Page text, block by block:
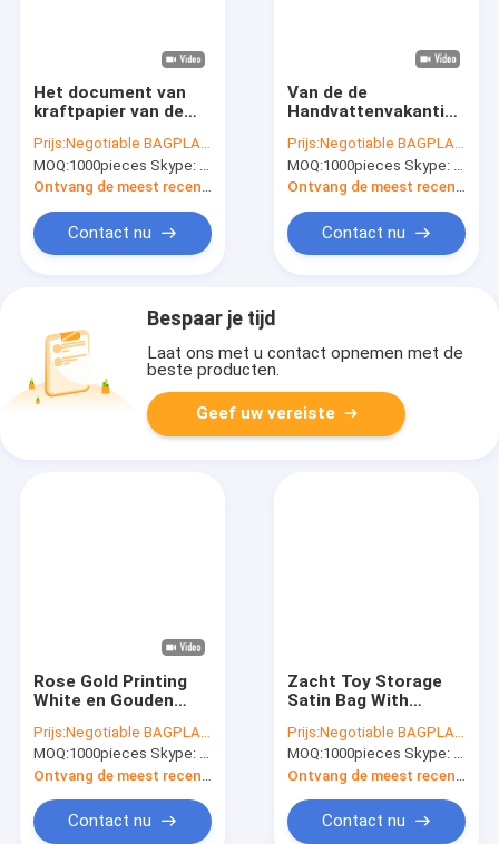
Het document van
kraftpapier van de
Voedselrang de
zakken, geniete
kraftpapier-zak,
broodkraftpapier,
kraftpapier-
broodzakken voor de
Prijs:Negotiable BAGPLASTICS@YAHOO.COM
MOQ:1000pieces Skype: mydearneil
Ontvang de meest recente Prijs
Contact nu
Van de de
Handvattenvakantie
Bags With van de
Kerstmis Grote Gift
van de de
van Kraftpapier van
de Giftzakken van de
de Giftzakken met
Prijs:Negotiable BAGPLASTICS@YAHOO.COM
MOQ:1000pieces Skype: mydearneil
Ontvang de meest recente Prijs
Contact nu
Bespaar je tijd
Laat ons met u contact opnemen met de
beste producten.
Geef uw vereiste
Rose Gold Printing
White en Gouden
Zakken voor
Kledingindustrie, de
Roze Zijde en Zak
van
Fluweeldrawstring
met Ros
Prijs:Negotiable BAGPLASTICS@YAHOO.COM
MOQ:1000pieces Skype: mydearneil
Contact nu
Zacht Toy Storage
Satin Bag With
het Satijn
Verpakkende Zak van
de Rode Wijnkleur,
Heet verkopend
Buitensporig Roze
Satijn J
Prijs:Negotiable BAGPLASTICS@YAHOO.COM
MOQ:1000pieces Skype: mydearneil
Contact nu